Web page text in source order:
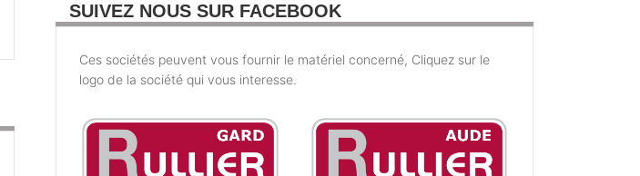
SUIVEZ NOUS SUR FACEBOOK
Ces sociétés peuvent vous fournir le matériel concerné, Cliquez sur le
logo de la société qui vous interesse.